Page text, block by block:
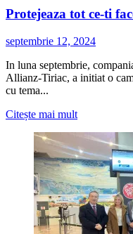
Timiș
Protejeaza tot ce-ti
septembrie 12, 2024
In luna septembrie,
Allianz-Tiriac, a initiat o
cu tema...
Citește mai multCitește
multe
despre
Protejeaza
tot
ce-
ti
face
inima